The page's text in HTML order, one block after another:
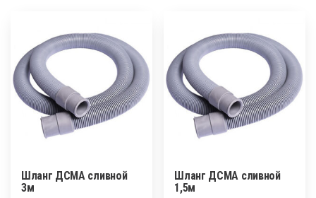
Шланг ДСМА сливной
3м
Шланг ДСМА сливной
1,5м